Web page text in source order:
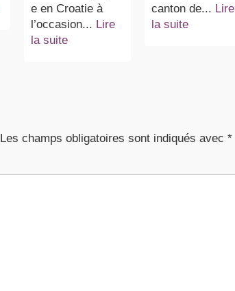
e en Croatie à
l’occasion... Lire
la suite
canton de... Lire
la suite
Les champs obligatoires sont indiqués avec*